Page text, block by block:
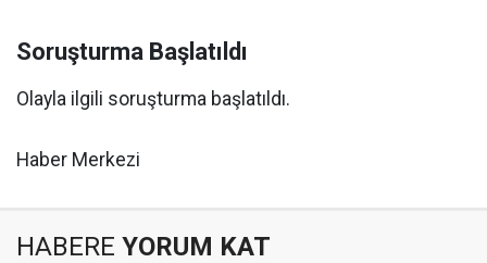
Soruşturma Başlatıldı
Olayla ilgili soruşturma başlatıldı.
Haber Merkezi
HABERE YORUM KAT